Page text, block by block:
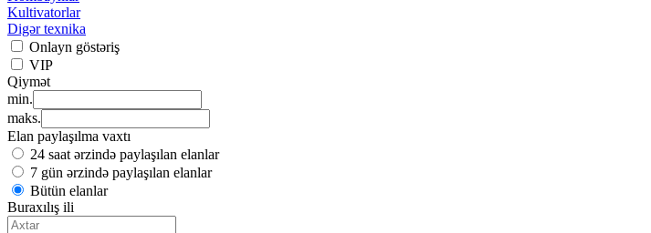
Kultivatorlar
Digər texnika
Onlayn göstəriş
VIP
Qiymət
min.
maks.
Elan paylaşılma vaxtı
24 saat ərzində paylaşılan elanlar
7 gün ərzində paylaşılan elanlar
Bütün elanlar
Buraxılış ili